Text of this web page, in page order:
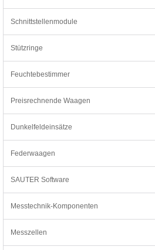
Schnittstellenmodule
Stützringe
Feuchtebestimmer
Preisrechnende Waagen
Dunkelfeldeinsätze
Federwaagen
SAUTER Software
Messtechnik-Komponenten
Messzellen